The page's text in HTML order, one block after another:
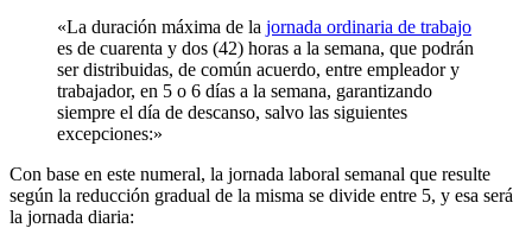
«La duración máxima de la jornada ordinaria de trabajo
es de cuarenta y dos (42) horas a la semana, que podrán
ser distribuidas, de común acuerdo, entre empleador y
trabajador, en 5 o 6 días a la semana, garantizando
siempre el día de descanso, salvo las siguientes
excepciones:»
Con base en este numeral, la jornada laboral semanal que resulte
según la reducción gradual de la misma se divide entre 5, y esa será
la jornada diaria: